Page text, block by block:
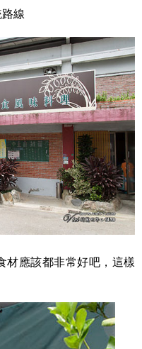
線
材應該都非常好吧，這樣